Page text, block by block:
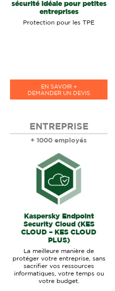
sécurité idéale pour petites
entreprises
Protection pour les TPE
EN SAVOIR +
DEMANDER UN DEVIS
ENTREPRISE
+ 1000 employés
Kaspersky Endpoint
Security Cloud (KES
CLOUD – KES CLOUD
PLUS)
La meilleure manière de
protéger votre entreprise, sans
sacrifier vos ressources
informatiques, votre temps ou
votre budget.